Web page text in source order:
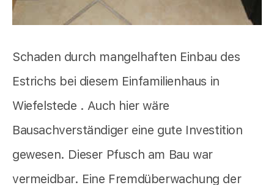
Schaden durch mangelhaften Einbau des
Estrichs bei diesem Einfamilienhaus in
Wiefelstede . Auch hier wäre
Bausachverständiger eine gute Investition
gewesen. Dieser Pfusch am Bau war
vermeidbar. Eine Fremdüberwachung der